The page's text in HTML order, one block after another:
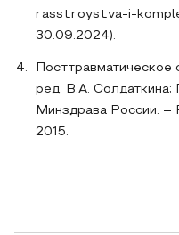
rasstroystva-i-
30.09.2024).
ред. В.А.
Минздрава России.
2015.